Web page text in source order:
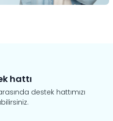
hattı
destek hattımızı